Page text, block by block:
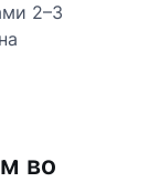
2–3
во